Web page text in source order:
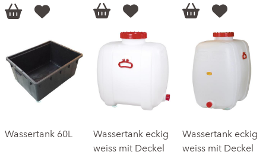
     
Wassertank 60L
Wassertank eckig
weiss mit Deckel
Wassertank eckig
weiss mit Deckel